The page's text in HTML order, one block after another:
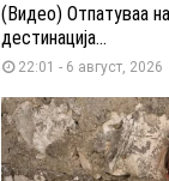
(Видео) Отпатуваа
дестинација...
22:01 - 6 август, 2026